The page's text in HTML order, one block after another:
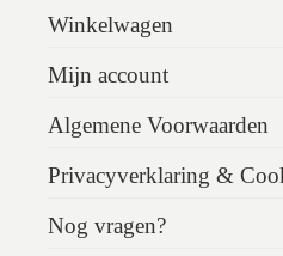
Winkelwagen
Mijn account
Algemene Voorwaarden
Privacyverklaring &
Nog vragen?